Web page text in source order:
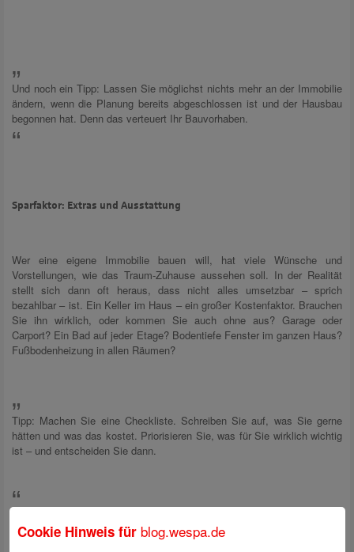
Und noch ein Tipp: Lassen Sie möglichst nichts mehr an der Immobilie
ändern, wenn die Planung bereits abgeschlossen ist und der Hausbau
begonnen hat. Denn das verteuert Ihr Bauvorhaben.
Sparfaktor: Extras und Ausstattung
Wer eine eigene Immobilie bauen will, hat viele Wünsche und
Vorstellungen, wie das Traum-Zuhause aussehen soll. In der Realität
stellt sich dann oft heraus, dass nicht alles umsetzbar – sprich
bezahlbar – ist. Ein Keller im Haus – ein großer Kostenfaktor. Brauchen
Sie ihn wirklich, oder kommen Sie auch ohne aus? Garage oder
Carport? Ein Bad auf jeder Etage? Bodentiefe Fenster im ganzen Haus?
Fußbodenheizung in allen Räumen?
Tipp: Machen Sie eine Checkliste. Schreiben Sie auf, was Sie gerne
hätten und was das kostet. Priorisieren Sie, was für Sie wirklich wichtig
ist – und entscheiden Sie dann.
Cookie Hinweis für blog.wespa.de